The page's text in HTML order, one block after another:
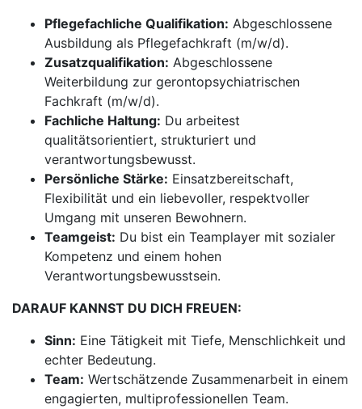
Pflegefachliche Qualifikation: Abgeschlossene
Ausbildung als Pflegefachkraft (m/w/d).
Zusatzqualifikation: Abgeschlossene
Weiterbildung zur gerontopsychiatrischen
Fachkraft (m/w/d).
Fachliche Haltung: Du arbeitest
qualitätsorientiert, strukturiert und
verantwortungsbewusst.
Persönliche Stärke: Einsatzbereitschaft,
Flexibilität und ein liebevoller, respektvoller
Umgang mit unseren Bewohnern.
Teamgeist: Du bist ein Teamplayer mit sozialer
Kompetenz und einem hohen
Verantwortungsbewusstsein.
DARAUF KANNST DU DICH FREUEN:
Sinn: Eine Tätigkeit mit Tiefe, Menschlichkeit und
echter Bedeutung.
Team: Wertschätzende Zusammenarbeit in einem
engagierten, multiprofessionellen Team.